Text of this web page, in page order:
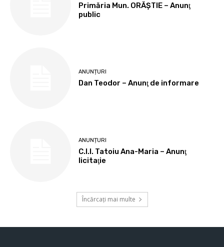
Primăria Mun. ORĂȘTIE – Anunţ
public
ANUNȚURI
Dan Teodor – Anunţ de informare
ANUNȚURI
C.I.I. Tatoiu Ana-Maria – Anunţ
licitaţie
Încărcați mai multe